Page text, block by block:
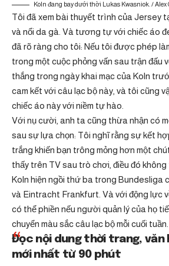
Koln đang bay dưới thời Lukas Kwasniok. / Alex
Tôi đã xem bài thuyết trình của Jersey
và nổi da gà. Và tương tự với chiếc áo
đã rõ ràng cho tôi: Nếu tôi được phép
trong một cuộc phỏng vấn sau trận đấu
thắng trong ngày khai mạc của Koln
cam kết với câu lạc bộ này, và tôi cũng
chiếc áo này với niềm tự hào.
Với nụ cười, anh ta cũng thừa nhận có
sau sự lựa chọn: Tôi nghĩ rằng sự kết
trắng khiến bạn trông mỏng hơn một
thấy trên TV sau trò chơi, điều đó
Koln hiện ngồi thứ ba trong Bundesliga
và Eintracht Frankfurt. Và với động lực
có thể phiền nếu người quản lý của họ
chuyển màu sắc câu lạc bộ mỗi cuối tuần.
Đọc nội dung thời trang, văn
mới nhất từ ​​90 phút